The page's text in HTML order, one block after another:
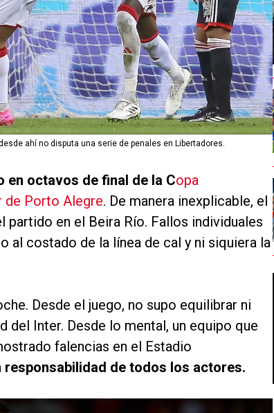
ahí no disputa una serie de penales en Libertadores.
en octavos de final de la Copa
de Porto Alegre. De manera inexplicable, el
partido en el Beira Río. Fallos individuales
al costado de la línea de cal y ni siquiera la
Desde el juego, no supo equilibrar ni
del Inter. Desde lo mental, un equipo que
falencias en el Estadio
de todos los actores.